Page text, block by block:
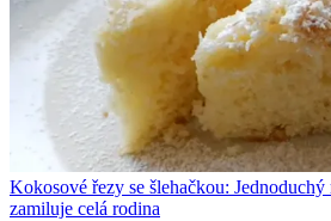
Kokosové řezy se šlehačkou:
zamiluje celá rodina